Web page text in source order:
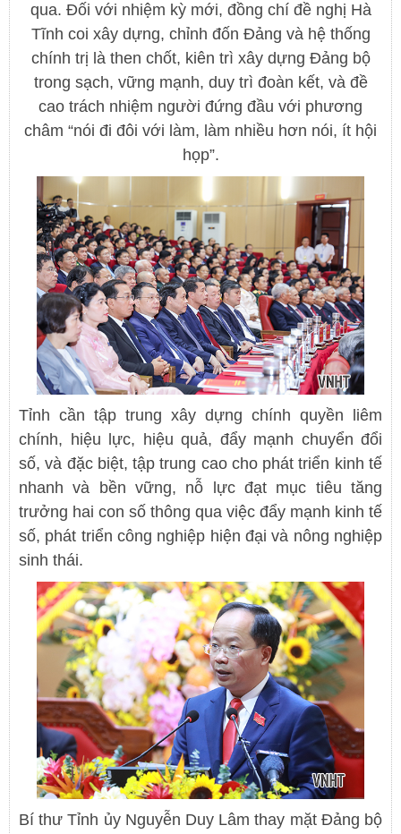
qua. Đối với nhiệm kỳ mới, đồng chí đề nghị Hà
Tĩnh coi xây dựng, chỉnh đốn Đảng và hệ thống
chính trị là then chốt, kiên trì xây dựng Đảng bộ
trong sạch, vững mạnh, duy trì đoàn kết, và đề
cao trách nhiệm người đứng đầu với phương
châm “nói đi đôi với làm, làm nhiều hơn nói, ít hội
họp”.
Tỉnh cần tập trung xây dựng chính quyền liêm
chính, hiệu lực, hiệu quả, đẩy mạnh chuyển đổi
số, và đặc biệt, tập trung cao cho phát triển kinh tế
nhanh và bền vững, nỗ lực đạt mục tiêu tăng
trưởng hai con số thông qua việc đẩy mạnh kinh tế
số, phát triển công nghiệp hiện đại và nông nghiệp
sinh thái.
Bí thư Tỉnh ủy Nguyễn Duy Lâm thay mặt Đảng bộ